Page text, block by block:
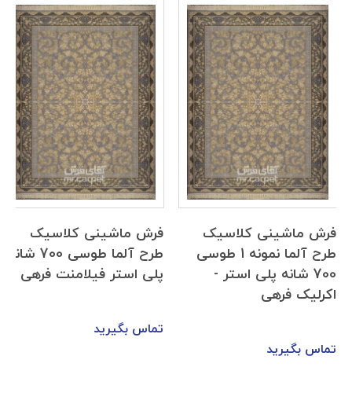
فرش ماشینی کلاسیک
طرح آلما نمونه 1 طوسی
700 شانه پلی استر -
اکرلیک فرهی
تماس بگیرید
فرش ماشینی کلاسیک
طرح آلما طوسی 700 شانه
پلی استر فیلامنت فرهی
تماس بگیرید